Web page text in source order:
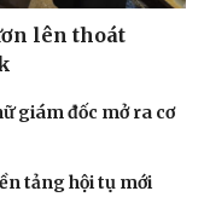
đêm khuya
lên thoát
giám đốc mở ra cơ
tảng hội tụ mới